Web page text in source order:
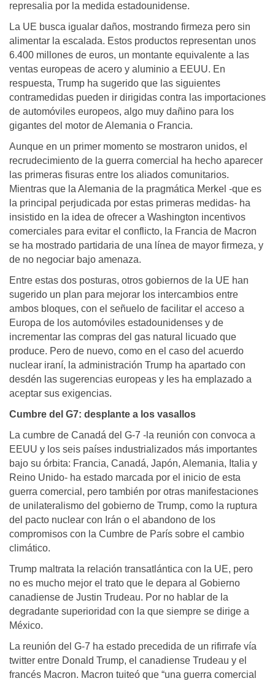
represalia por la medida estadounidense.
La UE busca igualar daños, mostrando firmeza pero sin
alimentar la escalada. Estos productos representan unos
6.400 millones de euros, un montante equivalente a las
ventas europeas de acero y aluminio a EEUU. En
respuesta, Trump ha sugerido que las siguientes
contramedidas pueden ir dirigidas contra las importaciones
de automóviles europeos, algo muy dañino para los
gigantes del motor de Alemania o Francia.
Aunque en un primer momento se mostraron unidos, el
recrudecimiento de la guerra comercial ha hecho aparecer
las primeras fisuras entre los aliados comunitarios.
Mientras que la Alemania de la pragmática Merkel -que es
la principal perjudicada por estas primeras medidas- ha
insistido en la idea de ofrecer a Washington incentivos
comerciales para evitar el conflicto, la Francia de Macron
se ha mostrado partidaria de una línea de mayor firmeza, y
de no negociar bajo amenaza.
Entre estas dos posturas, otros gobiernos de la UE han
sugerido un plan para mejorar los intercambios entre
ambos bloques, con el señuelo de facilitar el acceso a
Europa de los automóviles estadounidenses y de
incrementar las compras del gas natural licuado que
produce. Pero de nuevo, como en el caso del acuerdo
nuclear iraní, la administración Trump ha apartado con
desdén las sugerencias europeas y les ha emplazado a
aceptar sus exigencias.
Cumbre del G7: desplante a los vasallos
La cumbre de Canadá del G-7 -la reunión con convoca a
EEUU y los seis países industrializados más importantes
bajo su órbita: Francia, Canadá, Japón, Alemania, Italia y
Reino Unido- ha estado marcada por el inicio de esta
guerra comercial, pero también por otras manifestaciones
de unilateralismo del gobierno de Trump, como la ruptura
del pacto nuclear con Irán o el abandono de los
compromisos con la Cumbre de París sobre el cambio
climático.
Trump maltrata la relación transatlántica con la UE, pero
no es mucho mejor el trato que le depara al Gobierno
canadiense de Justin Trudeau. Por no hablar de la
degradante superioridad con la que siempre se dirige a
México.
La reunión del G-7 ha estado precedida de un rifirrafe vía
twitter entre Donald Trump, el canadiense Trudeau y el
francés Macron. Macron tuiteó que “una guerra comercial